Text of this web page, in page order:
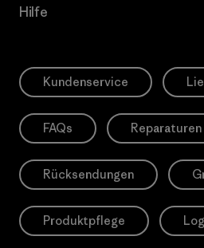
Hilfe
Kundenservice
FAQs Reparaturen
Rücksendungen
Produktpflege